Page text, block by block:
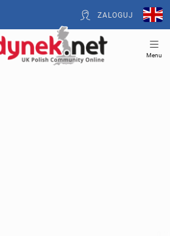
ZALOGUJ
Menu